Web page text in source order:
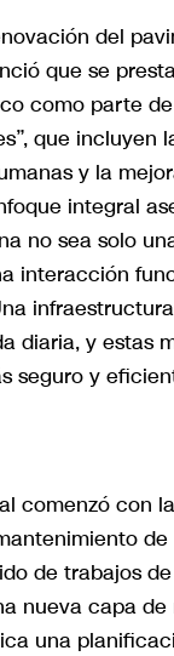
del
que se
como parte
que incluyen
y la
integral
no sea solo
interacción
diaria, y estas
seguro y
comenzó con
de trabajos
nueva capa de
una